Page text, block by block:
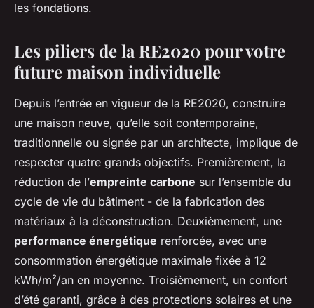
les fondations.
Les piliers de la RE2020 pour votre
future maison individuelle
Depuis l’entrée en vigueur de la RE2020, construire
une maison neuve, qu’elle soit contemporaine,
traditionnelle ou signée par un architecte, implique de
respecter quatre grands objectifs. Premièrement, la
réduction de l’empreinte carbone sur l’ensemble du
cycle de vie du bâtiment - de la fabrication des
matériaux à la déconstruction. Deuxièmement, une
performance énergétique renforcée, avec une
consommation énergétique maximale fixée à 12
kWh/m²/an en moyenne. Troisièmement, un confort
d’été garanti, grâce à des protections solaires et une